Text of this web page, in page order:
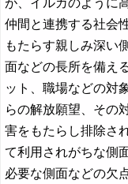
が、イルカのように
仲間と連携する社会
もたらす親しみ深い
面などの長所を備え
ット、職場などの対
らの解放願望、その
害をもたらし排除さ
て利用されがちな側
必要な側面などの欠